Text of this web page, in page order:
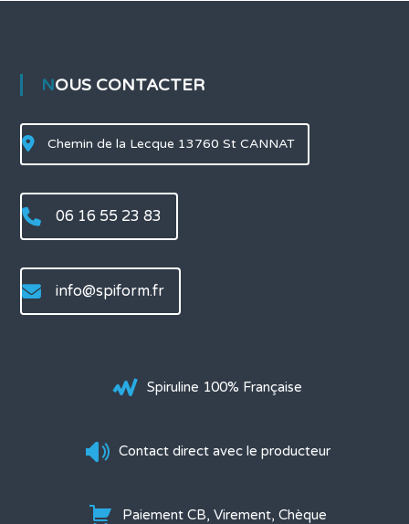
NOUS CONTACTER
Chemin de la Lecque 13760 St CANNAT
06 16 55 23 83
info@spiform.fr
Spiruline 100% Française
Contact direct avec le producteur
Paiement CB, Virement, Chèque